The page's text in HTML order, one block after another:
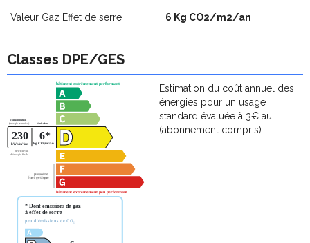
Valeur Gaz Effet de serre 6 Kg CO2/m2/an
Classes DPE/GES
Estimation du coût annuel des
énergies pour un usage
standard évaluée à 3€ au
(abonnement compris).